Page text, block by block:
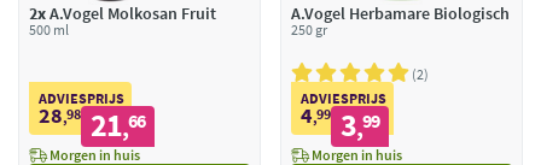
2xA.Vogel Molkosan Fruit
500 ml
ADVIESPRIJS
28,98 21,66
Morgen in huis
A.Vogel Herbamare Biologisch
250 gr
2
ADVIESPRIJS
4,99 3,99
Morgen in huis